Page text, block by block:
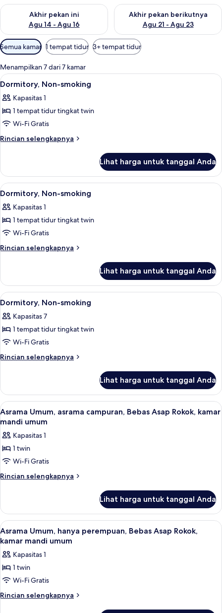
Akhir pekan ini
Agu 14 - Agu 16
Periksa ketersediaan untuk akhir pekan ini Agu 14 - Agu 16
Akhir pekan berikutnya
Agu 21 - Agu 23
Periksa ketersediaan untuk
Filter
tersedia
untuk
kamar
Semua kamar 1 tempat tidur 3+ tempat tidur
Menampilkan 7 dari 7 kamar
Lihat
semua
foto
untuk
Dormitory,
Non-
2
Dormitory, Non-smoking
Kapasitas 1
1 tempat tidur tingkat twin
Wi-Fi Gratis
Rincian selengkapnya
Rincian
Dormitory,
Non-
smoking
Lihat harga untuk tanggal Anda
Lihat
semua
foto
untuk
Dormitory,
Non-
3
Dormitory, Non-smoking
Kapasitas 1
1 tempat tidur tingkat twin
Wi-Fi Gratis
Rincian selengkapnya
Rincian
Dormitory,
Non-
smoking
Lihat harga untuk tanggal Anda
Lihat
semua
foto
untuk
Dormitory,
Non-
3
Dormitory, Non-smoking
Kapasitas 7
1 tempat tidur tingkat twin
Wi-Fi Gratis
Rincian selengkapnya
Rincian
Dormitory,
Non-
smoking
Lihat harga untuk tanggal Anda
Lihat
semua
foto
untuk
Asrama
Umum,
asrama
Asap
Rokok,
kamar
mandi
umum
Asrama Umum, asrama campuran,
13
Asrama Umum, asrama campuran, Bebas Asap Rokok, kamar
mandi umum
Kapasitas 1
1 twin
Wi-Fi Gratis
Rincian selengkapnya
Rincian
Asrama
Umum,
asrama
campuran,
Asap
Rokok,
mandi
umum
Lihat harga untuk tanggal Anda
Lihat
semua
foto
untuk
Asrama
Umum,
hanya
Asrama Umum, hanya perempuan,
12
Asrama Umum, hanya perempuan, Bebas Asap Rokok,
kamar mandi umum
Kapasitas 1
1 twin
Wi-Fi Gratis
Rincian selengkapnya
Rincian